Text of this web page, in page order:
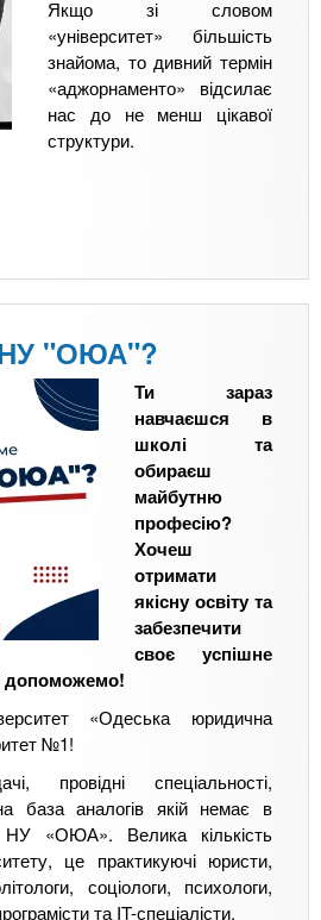
Якщо зі словом
«університет» більшість
знайома, то дивний термін
«аджорнаменто» відсилає
нас до не менш цікавої
структури.
"ОЮА"?
Ти зараз
навчаєшся в
школі та
обираєш
майбутню
професію?
Хочеш
отримати
якісну освіту та
забезпечити
своє успішне
допоможемо!
«Одеська юридична
№1!
провідні спеціальності,
база аналогів якій немає в
«ОЮА». Велика кількість
це практикуючі юристи,
соціологи, психологи,
та IT-спеціалісти.